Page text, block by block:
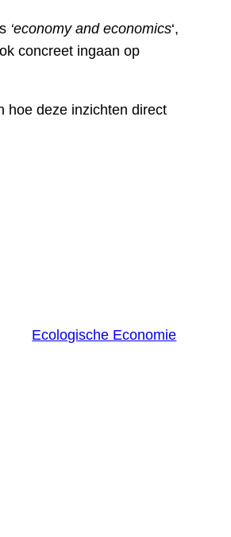
‘economy and economics‘,
concreet ingaan op
hoe deze inzichten direct
Ecologische Economie